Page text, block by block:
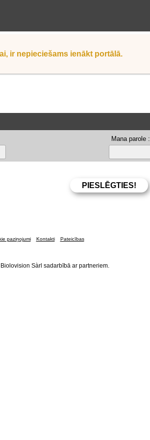
ir nepieciešams ienākt portālā.
Mana parole :
paziņojumi Kontakti Pateicības
Sàrl sadarbībā ar partneriem.